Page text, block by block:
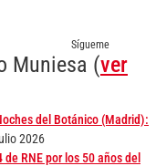
Sígueme
Muniesa (ver
del Botánico (Madrid):
2026
RNE por los 50 años del